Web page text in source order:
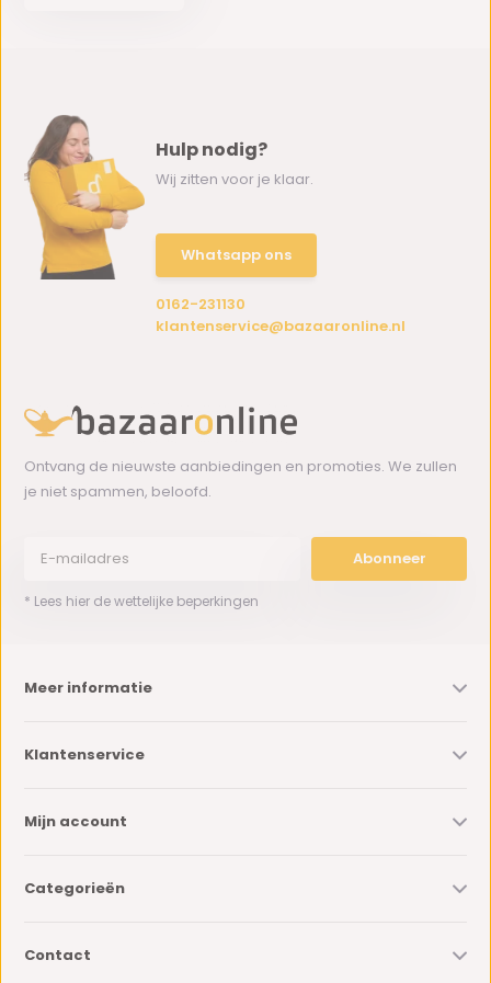
Hulp nodig?
Wij zitten voor je klaar.
Whatsapp ons
0162-231130
klantenservice@bazaaronline.nl
Ontvang de nieuwste aanbiedingen en promoties. We zullen
je niet spammen, beloofd.
Abonneer
* Lees hier de wettelijke beperkingen
Meer informatie
Klantenservice
Mijn account
Categorieën
Contact